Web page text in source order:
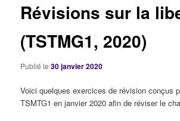
Révisions sur la
(TSTMG1, 2020)
Publié le30 janvier 2020
Voici quelques exercices de révision conçus
TSMTG1 en janvier 2020 afin de réviser le